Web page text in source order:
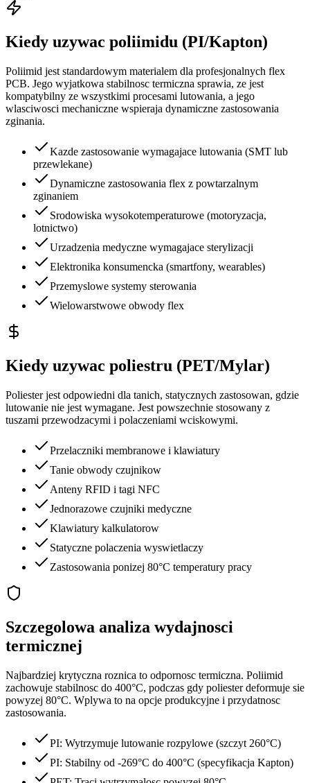
Kiedy uzywac poliimidu (PI/Kapton)
Poliimid jest standardowym materialem dla profesjonalnych flex
PCB. Jego wyjatkowa stabilnosc termiczna sprawia, ze jest
kompatybilny ze wszystkimi procesami lutowania, a jego
wlasciwosci mechaniczne wspieraja dynamiczne zastosowania
zginania.
Kazde zastosowanie wymagajace lutowania (SMT lub
przewlekane)
Dynamiczne zastosowania flex z powtarzalnym
zginaniem
Srodowiska wysokotemperaturowe (motoryzacja,
lotnictwo)
Urzadzenia medyczne wymagajace sterylizacji
Elektronika konsumencka (smartfony, wearables)
Przemyslowe systemy sterowania
Wielowarstwowe obwody flex
Kiedy uzywac poliestru (PET/Mylar)
Poliester jest odpowiedni dla tanich, statycznych zastosowan, gdzie
lutowanie nie jest wymagane. Jest powszechnie stosowany z
tuszami przewodzacymi i polaczeniami wciskowymi.
Przelaczniki membranowe i klawiatury
Tanie obwody czujnikow
Anteny RFID i tagi NFC
Jednorazowe czujniki medyczne
Klawiatury kalkulatorow
Statyczne polaczenia wyswietlaczy
Zastosowania ponizej 80°C temperatury pracy
Szczegolowa analiza wydajnosci
termicznej
Najbardziej krytyczna roznica to odpornosc termiczna. Poliimid
zachowuje stabilnosc do 400°C, podczas gdy poliester deformuje sie
powyzej 80°C. Wplywa to na opcje produkcyjne i przydatnosc
zastosowania.
PI: Wytrzymuje lutowanie rozpylowe (szczyt 260°C)
PI: Stabilny od -269°C do 400°C (specyfikacja Kapton)